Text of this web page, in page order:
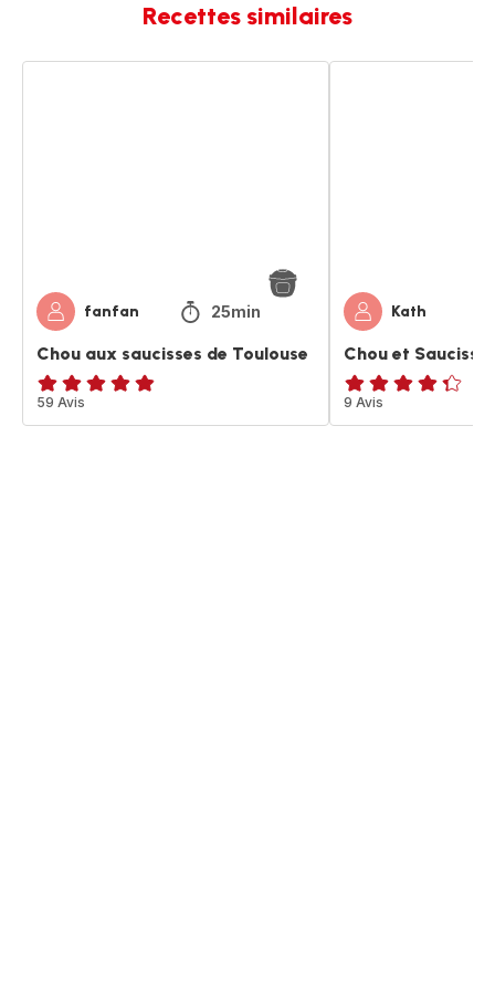
Recettes similaires
fanfan 25min
Chou aux saucisses de Toulouse
ratings.4.8
59 Avis
Kath
Chou et
ratings.4.3
9 Avis